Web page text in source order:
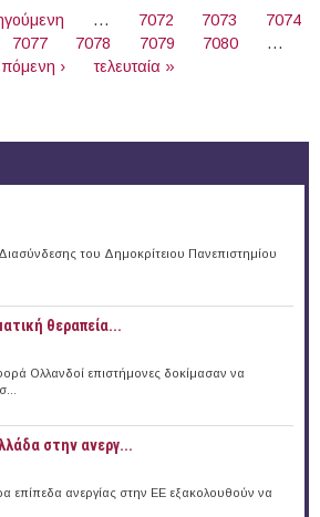
… 7072 7073
7074
7077 7078 7079 7080
…
›
τελευταία »
του Δημοκρίτειου Πανεπιστημίου
θεραπεία...
Ολλανδοί επιστήμονες δοκίμασαν να
στην ανεργ...
επίπεδα ανεργίας στην ΕΕ εξακολουθούν να